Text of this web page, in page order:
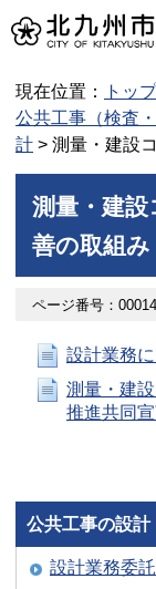
現在位置： トッ
公共工事（検査
計 > 測量・建設
測量・建
善の取組み
ページ番号：
設計業務
測量・建
推進共同
公共工事の設計
設計業務委